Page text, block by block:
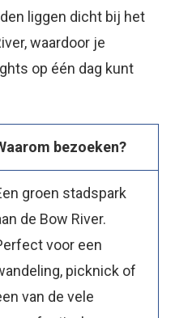
liggen dicht bij het
waardoor je
op één dag kunt
bezoeken?
groen stadspark
de Bow River.
voor een
picknick of
van de vele